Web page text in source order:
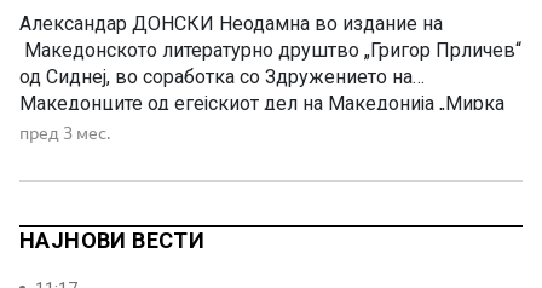
Александар ДОНСКИ Неодамна во издание на
Македонското литературно друштво „Григор Прличев“
од Сиднеј, во соработка со Здружението на
Македонците од егејскиот дел на Македонија „Мирка
Гинова“ од Штип во електронски (PDF) формат e
ПРИРАЧНИК ПРОТИВ ГОЛЕМОГРЧКАТА
УСПЕШНО ОПОНИРАЊЕ ПРОТИВ ГРЧКАТА
пред 3 мес.
НАЈНОВИ ВЕСТИ